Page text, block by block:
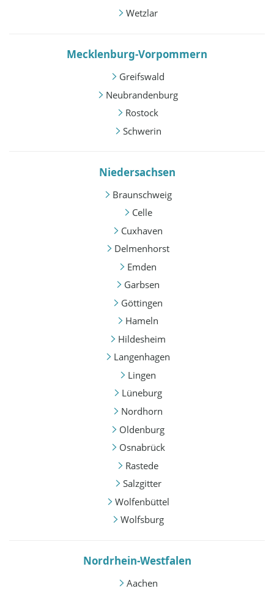
Wetzlar
Mecklenburg-Vorpommern
Greifswald
Neubrandenburg
Rostock
Schwerin
Niedersachsen
Braunschweig
Celle
Cuxhaven
Delmenhorst
Emden
Garbsen
Göttingen
Hameln
Hildesheim
Langenhagen
Lingen
Lüneburg
Nordhorn
Oldenburg
Osnabrück
Rastede
Salzgitter
Wolfenbüttel
Wolfsburg
Nordrhein-Westfalen
Aachen